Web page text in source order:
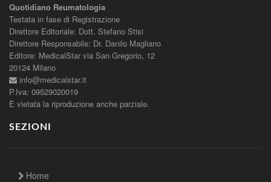
Quotidiano Reumatologia
Testata in fase di Registrazione
Direttore Editoriale: Dott. Stefano Stisi
Direttore Responsabile: Dr. Danilo Magliano
Editore: MedicalStar via San Gregorio, 12
20124 Milano
info@medicalstar.it
P.Iva: 09529020019
È vietata la riproduzione anche parziale.
SEZIONI
Home